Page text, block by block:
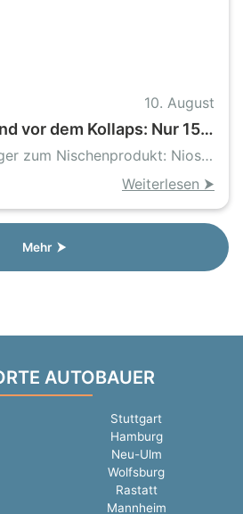
10. August
vor dem Kollaps: Nur 15
im ersten Halbjahr 2026
zum Nischenprodukt: Nios
Weiterlesen ⮞
Mehr ⮞
AUTOBAUER
Stuttgart
Hamburg
Neu-Ulm
Wolfsburg
Rastatt
Mannheim